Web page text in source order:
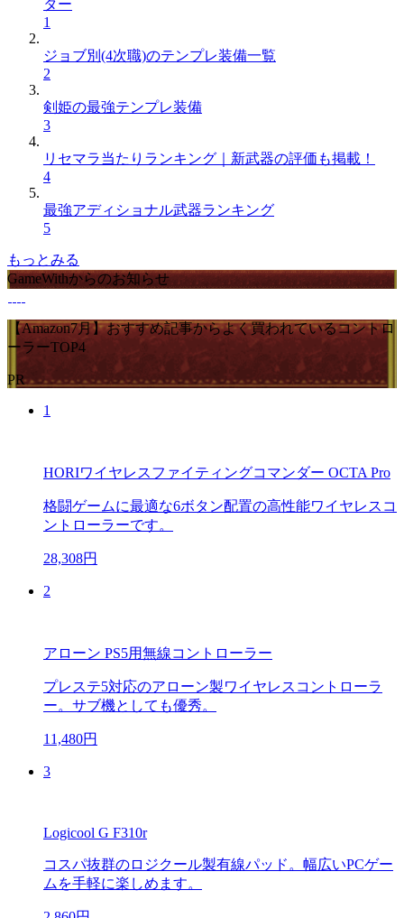
ター
1
ジョブ別(4次職)のテンプレ装備一覧
2
剣姫の最強テンプレ装備
3
リセマラ当たりランキング｜新武器の評価も掲載！
4
最強アディショナル武器ランキング
5
もっとみる
GameWithからのお知らせ
【Amazon7月】おすすめ記事からよく買われているコントロ
ーラーTOP4
PR
1
HORIワイヤレスファイティングコマンダー OCTA Pro
格闘ゲームに最適な6ボタン配置の高性能ワイヤレスコ
ントローラーです。
28,308円
2
アローン PS5用無線コントローラー
プレステ5対応のアローン製ワイヤレスコントローラ
ー。サブ機としても優秀。
11,480円
3
Logicool G F310r
コスパ抜群のロジクール製有線パッド。幅広いPCゲー
ムを手軽に楽しめます。